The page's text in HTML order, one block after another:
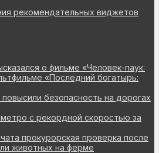
рекомендательных виджетов
о фильме «Человек-паук:
«Последний богатырь:
безопасность на дорогах
с рекордной скоростью за
прокурорская проверка после
животных на ферме